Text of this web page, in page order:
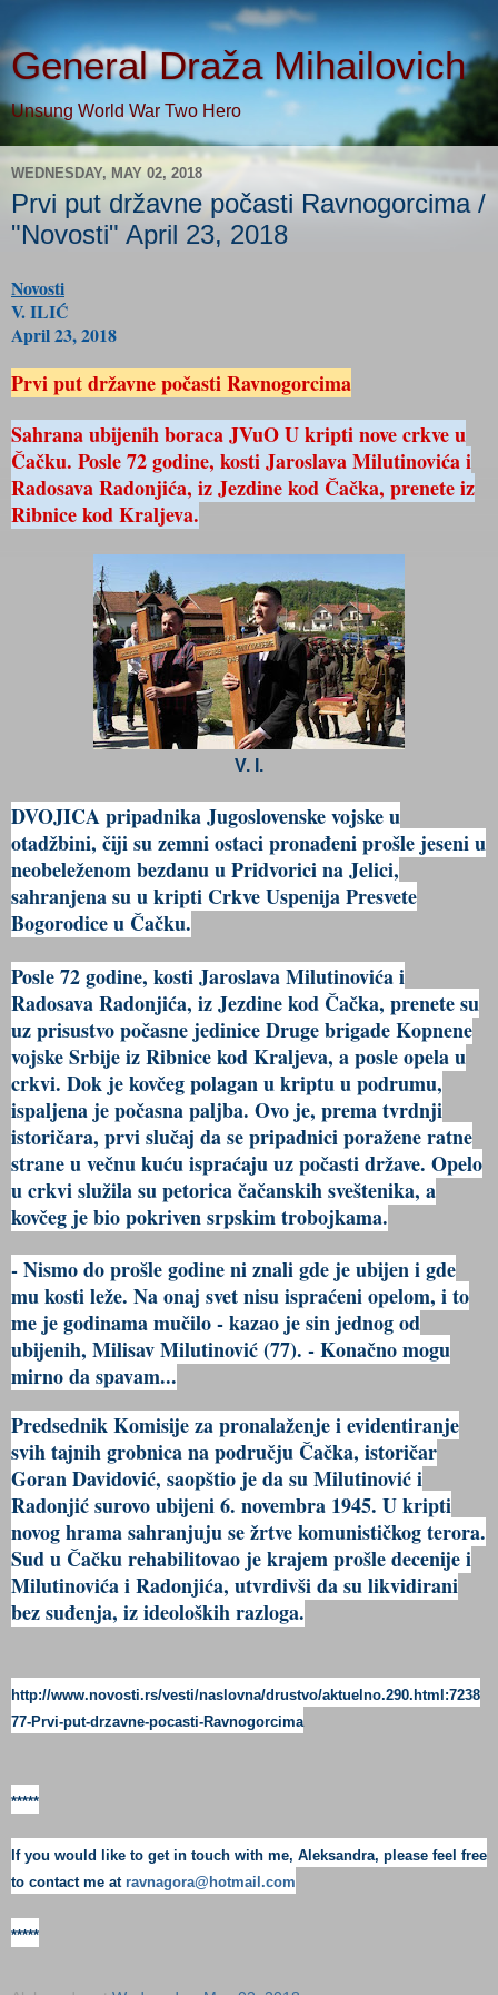
General Draža Mihailovich
Unsung World War Two Hero
WEDNESDAY, MAY 02, 2018
Prvi put državne počasti Ravnogorcima /
"Novosti" April 23, 2018
Novosti
V. ILIĆ
April 23, 2018
Prvi put državne počasti Ravnogorcima
Sahrana ubijenih boraca JVuO U kripti nove crkve u
Čačku. Posle 72 godine, kosti Jaroslava Milutinovića i
Radosava Radonjića, iz Jezdine kod Čačka, prenete iz
Ribnice kod Kraljeva.
V. I.
DVOJICA pripadnika Jugoslovenske vojske u
otadžbini, čiji su zemni ostaci pronađeni prošle jeseni u
neobeleženom bezdanu u Pridvorici na Jelici,
sahranjena su u kripti Crkve Uspenija Presvete
Bogorodice u Čačku.
Posle 72 godine, kosti Jaroslava Milutinovića i
Radosava Radonjića, iz Jezdine kod Čačka, prenete su
uz prisustvo počasne jedinice Druge brigade Kopnene
vojske Srbije iz Ribnice kod Kraljeva, a posle opela u
crkvi. Dok je kovčeg polagan u kriptu u podrumu,
ispaljena je počasna paljba. Ovo je, prema tvrdnji
istoričara, prvi slučaj da se pripadnici poražene ratne
strane u večnu kuću ispraćaju uz počasti države. Opelo
u crkvi služila su petorica čačanskih sveštenika, a
kovčeg je bio pokriven srpskim trobojkama.
- Nismo do prošle godine ni znali gde je ubijen i gde
mu kosti leže. Na onaj svet nisu ispraćeni opelom, i to
me je godinama mučilo - kazao je sin jednog od
ubijenih, Milisav Milutinović (77). - Konačno mogu
mirno da spavam...
Predsednik Komisije za pronalaženje i evidentiranje
svih tajnih grobnica na području Čačka, istoričar
Goran Davidović, saopštio je da su Milutinović i
Radonjić surovo ubijeni 6. novembra 1945. U kripti
novog hrama sahranjuju se žrtve komunističkog terora.
Sud u Čačku rehabilitovao je krajem prošle decenije i
Milutinovića i Radonjića, utvrdivši da su likvidirani
bez suđenja, iz ideoloških razloga.
http://www.novosti.rs/vesti/naslovna/drustvo/aktuelno.290.html:7238
77-Prvi-put-drzavne-pocasti-Ravnogorcima
*****
If you would like to get in touch with me, Aleksandra, please feel free
to contact me at ravnagora@hotmail.com
*****